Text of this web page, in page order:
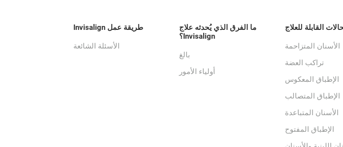
طريقة عمل Invisalign
الأسئلة الشائعة
ما الفرق الذي يُحدثه علاج
Invisalign؟
بالغ
أولياء الأمور
القابلة للعلاج
الأسنان المتزاحمة
تراكب العضة
الإطباق المعكوس
الإطباق المتصالب
الأسنان المتباعدة
الإطباق المفتوح